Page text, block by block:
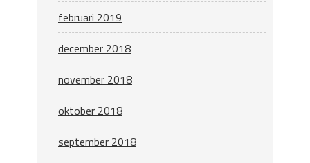
februari 2019
december 2018
november 2018
oktober 2018
september 2018